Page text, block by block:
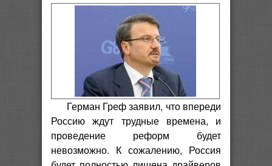
Герман Греф заявил, что впереди
Россию ждут трудные времена, и
проведение реформ будет
невозможно. К сожалению, Россия